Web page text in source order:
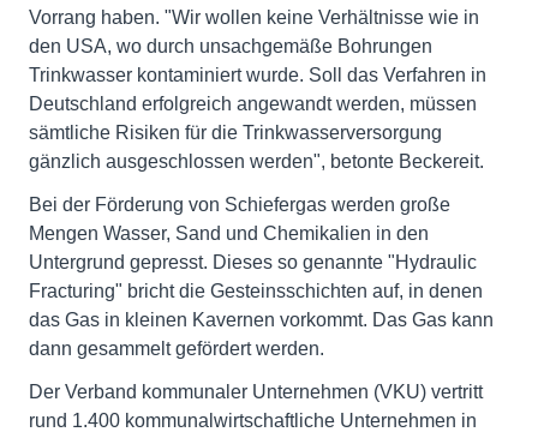
Vorrang haben. "Wir wollen keine Verhältnisse wie in
den USA, wo durch unsachgemäße Bohrungen
Trinkwasser kontaminiert wurde. Soll das Verfahren in
Deutschland erfolgreich angewandt werden, müssen
sämtliche Risiken für die Trinkwasserversorgung
gänzlich ausgeschlossen werden", betonte Beckereit.
Bei der Förderung von Schiefergas werden große
Mengen Wasser, Sand und Chemikalien in den
Untergrund gepresst. Dieses so genannte "Hydraulic
Fracturing" bricht die Gesteinsschichten auf, in denen
das Gas in kleinen Kavernen vorkommt. Das Gas kann
dann gesammelt gefördert werden.
Der Verband kommunaler Unternehmen (VKU) vertritt
rund 1.400 kommunalwirtschaftliche Unternehmen in